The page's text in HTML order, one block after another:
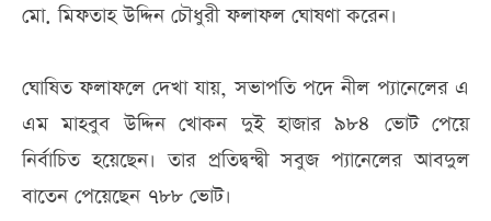
মো. মিফতাহ উদ্দিন চৌধুরী ফলাফল ঘোষণা করেন।
ঘোষিত ফলাফলে দেখা যায়, সভাপতি পদে নীল প্যানেলের এ
এম মাহবুব উদ্দিন খোকন দুই হাজার ৯৮৪ ভোট পেয়ে
নির্বাচিত হয়েছেন। তার প্রতিদ্বন্দ্বী সবুজ প্যানেলের আবদুল
বাতেন পেয়েছেন ৭৮৮ ভোট।